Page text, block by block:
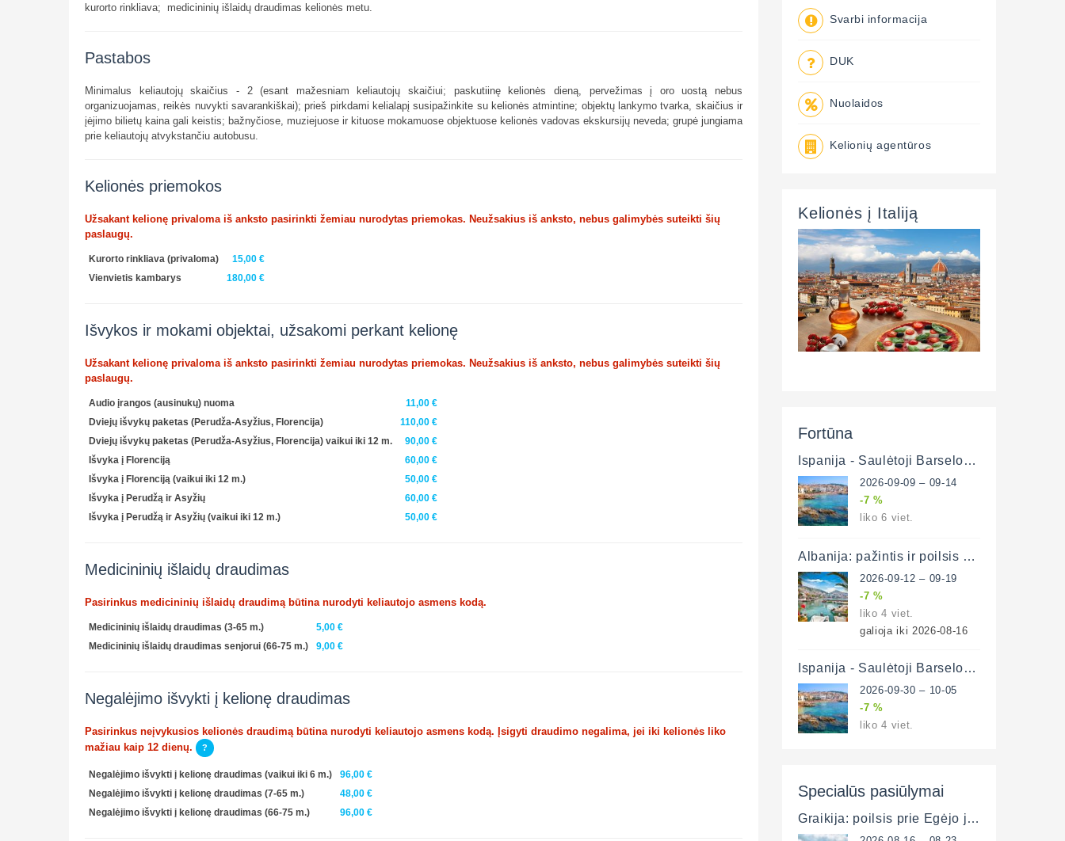
kurorto rinkliava; medicininių išlaidų draudimas kelionės metu.
Pastabos
Minimalus keliautojų skaičius - 2 (esant mažesniam keliautojų skaičiui; paskutiinę kelionės dieną, pervežimas į oro uostą nebus
organizuojamas, reikės nuvykti savarankiškai); prieš pirkdami kelialapį susipažinkite su kelionės atmintine; objektų lankymo tvarka, skaičius ir
įėjimo bilietų kaina gali keistis; bažnyčiose, muziejuose ir kituose mokamuose objektuose kelionės vadovas ekskursijų neveda; grupė jungiama
prie keliautojų atvykstančiu autobusu.
Kelionės priemokos
Užsakant kelionę privaloma iš anksto pasirinkti žemiau nurodytas priemokas. Neužsakius iš anksto, nebus galimybės suteikti šių
paslaugų.
Kurorto rinkliava (privaloma)
15,00 €
Vienvietis kambarys
180,00 €
Išvykos ir mokami objektai, užsakomi perkant kelionę
Užsakant kelionę privaloma iš anksto pasirinkti žemiau nurodytas priemokas. Neužsakius iš anksto, nebus galimybės suteikti šių
paslaugų.
Audio įrangos (ausinukų) nuoma
11,00 €
Dviejų išvykų paketas (Perudža-Asyžius, Florencija)
110,00 €
Dviejų išvykų paketas (Perudža-Asyžius, Florencija) vaikui iki 12 m.
90,00 €
Išvyka į Florenciją
60,00 €
Išvyka į Florenciją (vaikui iki 12 m.)
50,00 €
Išvyka į Perudžą ir Asyžių
60,00 €
Išvyka į Perudžą ir Asyžių (vaikui iki 12 m.)
50,00 €
Medicininių išlaidų draudimas
Pasirinkus medicininių išlaidų draudimą būtina nurodyti keliautojo asmens kodą.
Medicininių išlaidų draudimas (3-65 m.)
5,00 €
Medicininių išlaidų draudimas senjorui (66-75 m.)
9,00 €
Negalėjimo išvykti į kelionę draudimas
Pasirinkus neįvykusios kelionės draudimą būtina nurodyti keliautojo asmens kodą. Įsigyti draudimo negalima, jei iki kelionės liko
mažiau kaip 12 dienų.
?
Negalėjimo išvykti į kelionę draudimas (vaikui iki 6 m.)
96,00 €
Negalėjimo išvykti į kelionę draudimas (7-65 m.)
48,00 €
Negalėjimo išvykti į kelionę draudimas (66-75 m.)
96,00 €
Svarbi informacija
DUK
Nuolaidos
Kelionių agentūros
Kelionės į Italiją
Fortūna
Ispanija - Saulėtoji Barselona ir poilsis prie Viduržemio jūros 6 d. (lėktuvu)
2026-09-09 – 09-14
-7 %
liko 6 viet.
Albanija: pažintis ir poilsis prie Adrijos ir Jonijos jūrų 8 d. (lėktuvu)
2026-09-12 – 09-19
-7 %
liko 4 viet.
galioja iki 2026-08-16
Ispanija - Saulėtoji Barselona ir poilsis prie Viduržemio jūros 6 d. (lėktuvu)
2026-09-30 – 10-05
-7 %
liko 4 viet.
Specialūs pasiūlymai
Graikija: poilsis prie Egėjo jūros ir plati pažintinė programa (lėktuvu)